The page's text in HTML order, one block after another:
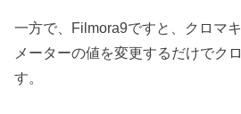
一方で、Filmora9ですと、クロマ
メーターの値を変更するだけでク
す。